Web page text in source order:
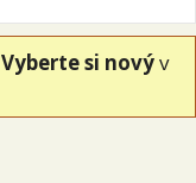
Vyberte si novýv